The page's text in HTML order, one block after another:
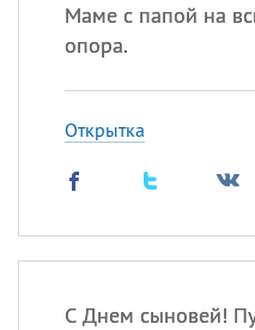
Маме с папой на
опора.
Открытка
С Днем сыновей!